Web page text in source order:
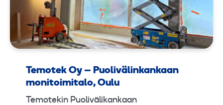
Temotek Oy – Puolivälinkankaan
monitoimitalo, Oulu
Temotekin Puolivälikankaan